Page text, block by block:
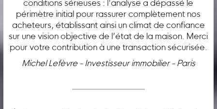
conditions sérieuses : l’analyse a dépassé le
périmètre initial pour rassurer complètement nos
acheteurs, établissant ainsi un climat de confiance
sur une vision objective de l’état de la maison. Merci
pour votre contribution à une transaction sécurisée.
Michel Lefèvre - Investisseur immobilier - Paris